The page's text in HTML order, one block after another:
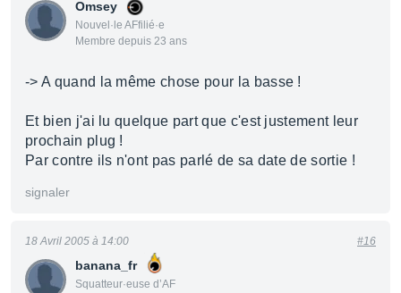
Omsey
Nouvel·le AFfilié·e
Membre depuis 23 ans
-> A quand la même chose pour la basse !
Et bien j'ai lu quelque part que c'est justement leur
prochain plug !
Par contre ils n'ont pas parlé de sa date de sortie !
signaler
banana_fr
Squatteur·euse d’AF
18 Avril 2005 à 14:00 #16